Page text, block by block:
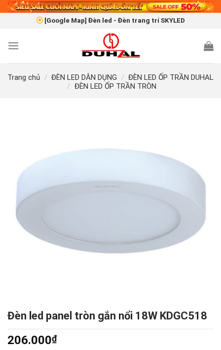
Skip
[Google Map] Đèn led - Đèn trang trí SKYLED
Trang chủ / ĐÈN LED DÂN DỤNG / ĐÈN LED ỐP TRẦN DUHAL
/ ĐÈN LED ỐP TRẦN TRÒN
Đèn led panel tròn gắn nổi 18W KDGC518
206.000₫